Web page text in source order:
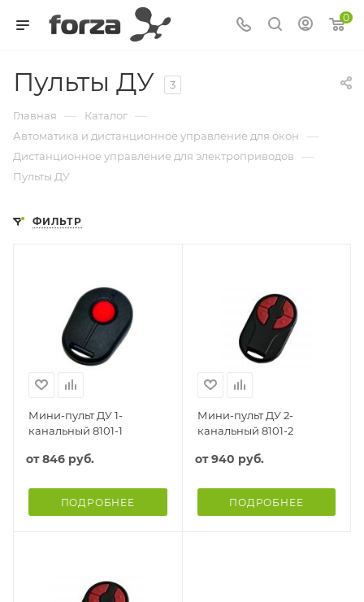
0
Пульты ДУ 3
Главная — Каталог —
Автоматика и дистанционное управление для окон —
Дистанционное управление для электроприводов —
Пульты ДУ
ФИЛЬТР
Мини-пульт ДУ 1-
канальный 8101-1
от846 руб.
ПОДРОБНЕЕ
Мини-пульт ДУ 2-
канальный 8101-2
от940 руб.
ПОДРОБНЕЕ